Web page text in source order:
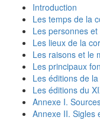
Introduction
Les temps de la
Les personnes
Les lieux de la
Les raisons et le
Les principaux
Les éditions de
Les éditions du
Annexe I.
Annexe II. Sigles